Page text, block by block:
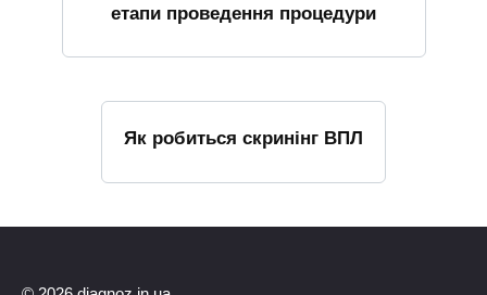
етапи проведення процедури
Як робиться скринінг ВПЛ